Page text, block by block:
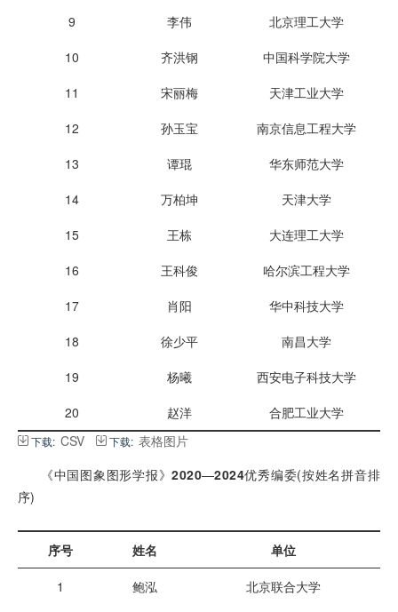
9
李伟
北京理工大学
10
齐洪钢
中国科学院大学
11
宋丽梅
天津工业大学
12
孙玉宝
南京信息工程大学
13
谭琨
华东师范大学
14
万柏坤
天津大学
15
王栋
大连理工大学
16
王科俊
哈尔滨工程大学
17
肖阳
华中科技大学
18
徐少平
南昌大学
19
杨曦
西安电子科技大学
20
赵洋 合肥工业大学
下载: CSV 下载: 表格图片
《中国图象图形学报》2020—2024优秀编委(按姓名拼音排
序)
序号 姓名 单位
1 鲍泓
北京联合大学